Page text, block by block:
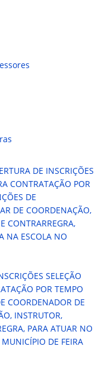
DE INSCRIÇÕES
CONTRATAÇÃO POR
DE
DE COORDENAÇÃO,
CONTRARREGRA,
NA ESCOLA NO
SELEÇÃO
POR TEMPO
COORDENADOR DE
INSTRUTOR,
PARA ATUAR NO
DE FEIRA